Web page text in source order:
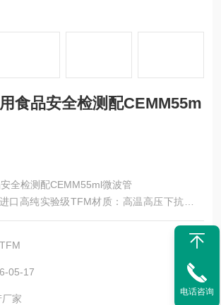
食品安全检测配CEMM55m
全检测配CEMM55ml微波管
口高纯实验级TFM材质：高温高压下抗变形
消解仪内罐的盖子选用PFA材料，罐体和弹垫
各型号的微波罐：尺寸匹配原厂仪器
05-17
家
电话咨询